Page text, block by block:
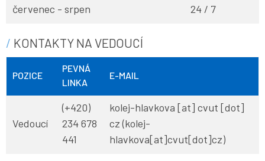
červenec - srpen 24 / 7
KONTAKTY NA VEDOUCÍ
POZICE
PEVNÁ
LINKA
E-MAIL
Vedoucí
(+420)
234 678
441
kolej-hlavkova [at] cvut [dot]
cz(kolej-
hlavkova[at]cvut[dot]cz)